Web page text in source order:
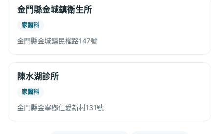
金門縣金城鎮衛生所
家醫科
金門縣金城鎮民權路147號
陳水湖診所
家醫科
金門縣金寧鄉仁愛新村131號